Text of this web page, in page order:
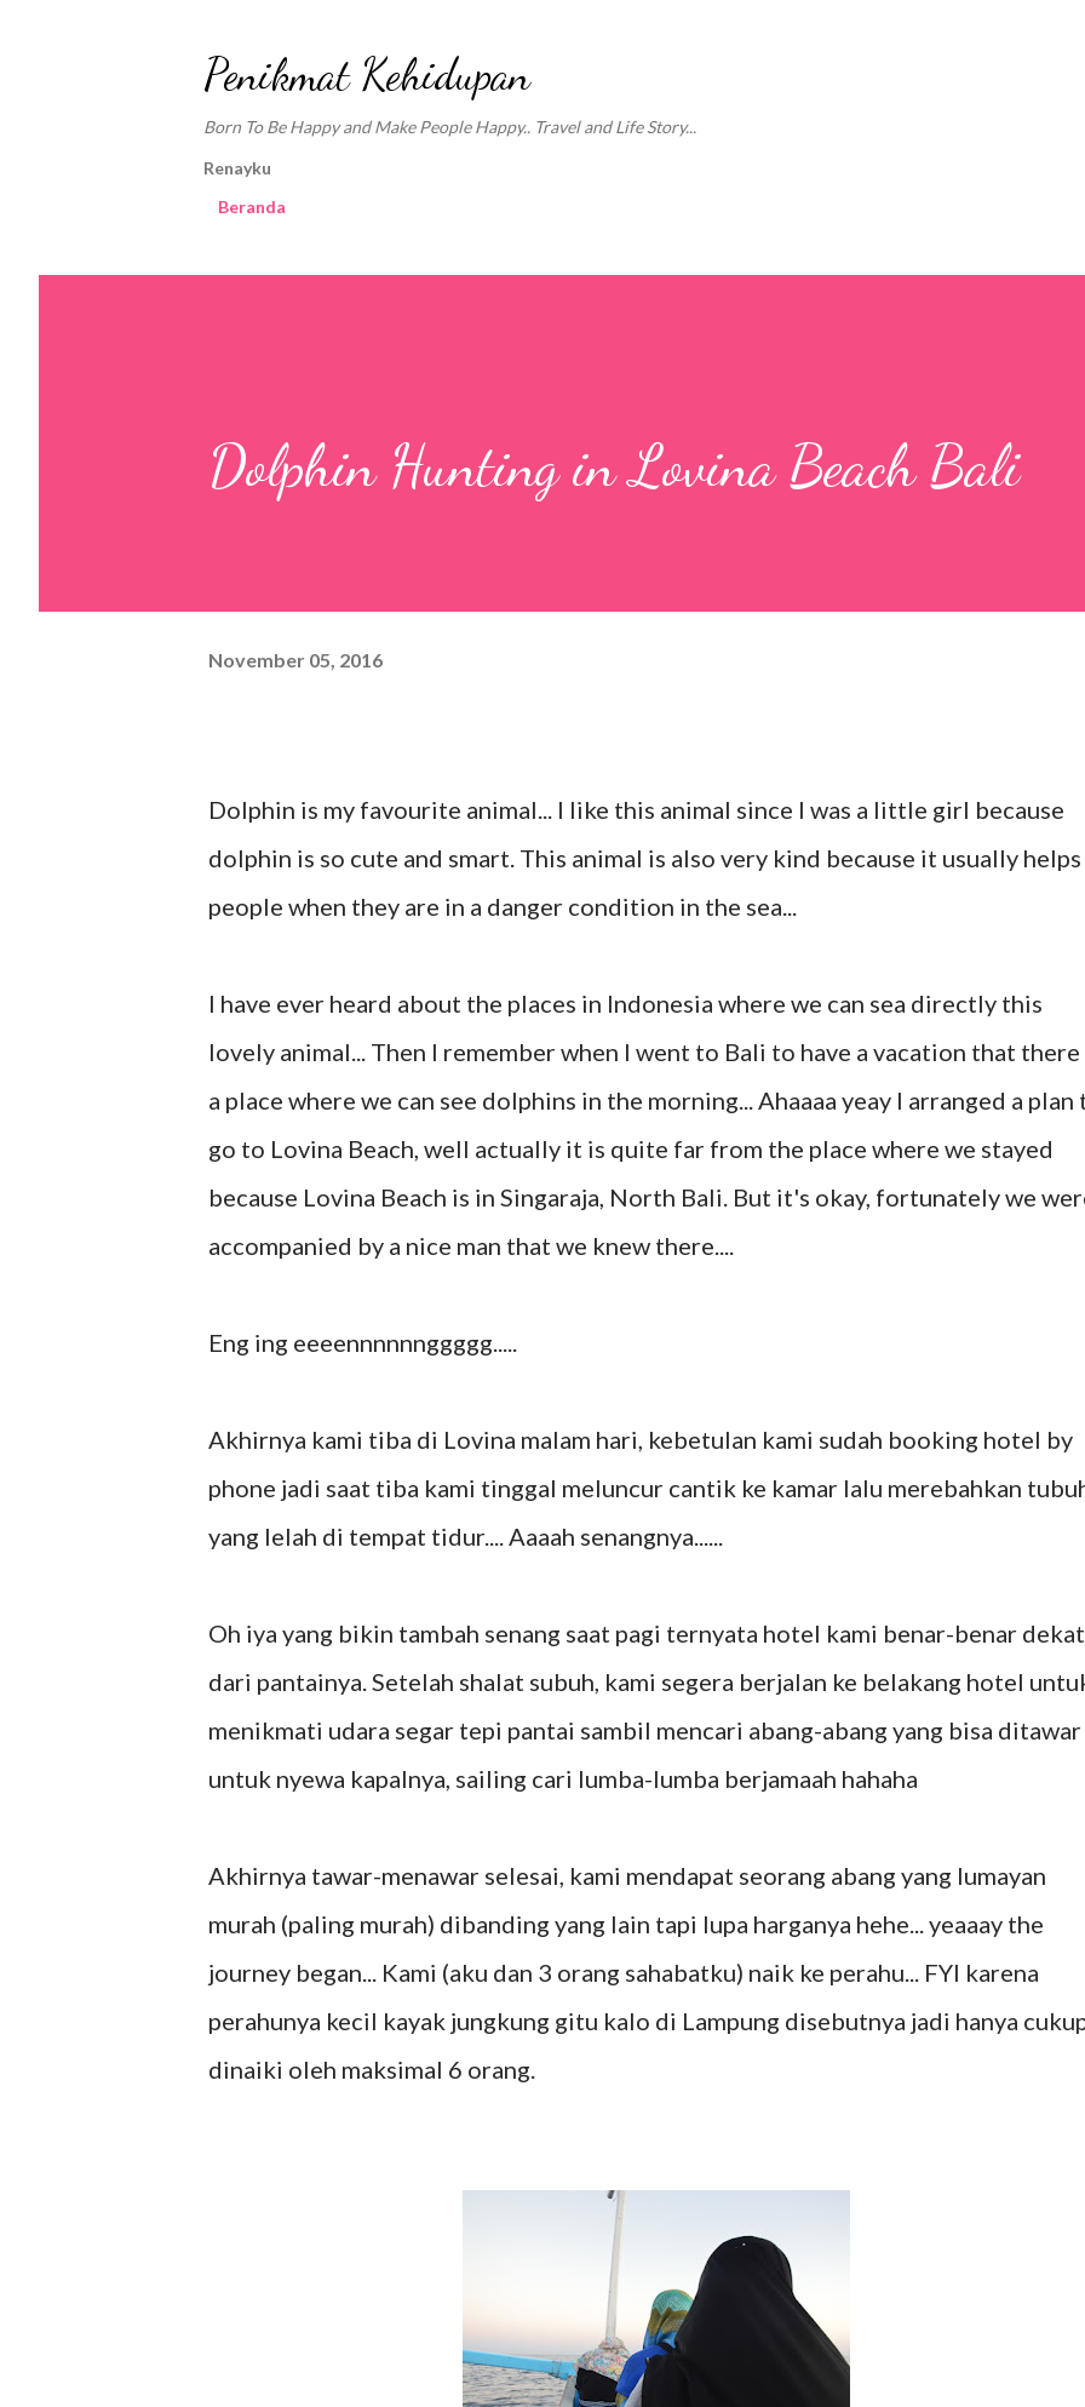
Penikmat Kehidupan
Born To Be Happy and Make People Happy.. Travel and Life Story...
Renayku
Beranda
Dolphin Hunting in Lovina Beach Bali
November 05, 2016
Dolphin is my favourite animal... I like this animal since I was a little girl because
dolphin is so cute and smart. This animal is also very kind because it usually helps
people when they are in a danger condition in the sea...
I have ever heard about the places in Indonesia where we can sea directly this
lovely animal... Then I remember when I went to Bali to have a vacation that there
a place where we can see dolphins in the morning... Ahaaaa yeay I arranged a plan
go to Lovina Beach, well actually it is quite far from the place where we stayed
because Lovina Beach is in Singaraja, North Bali. But it's okay, fortunately we
accompanied by a nice man that we knew there....
Eng ing eeeennnnnnggggg.....
Akhirnya kami tiba di Lovina malam hari, kebetulan kami sudah booking hotel by
phone jadi saat tiba kami tinggal meluncur cantik ke kamar lalu merebahkan
yang lelah di tempat tidur.... Aaaah senangnya......
Oh iya yang bikin tambah senang saat pagi ternyata hotel kami benar-benar dekat
dari pantainya. Setelah shalat subuh, kami segera berjalan ke belakang hotel
menikmati udara segar tepi pantai sambil mencari abang-abang yang bisa ditawar
untuk nyewa kapalnya, sailing cari lumba-lumba berjamaah hahaha
Akhirnya tawar-menawar selesai, kami mendapat seorang abang yang lumayan
murah (paling murah) dibanding yang lain tapi lupa harganya hehe... yeaaay the
journey began... Kami (aku dan 3 orang sahabatku) naik ke perahu... FYI karena
perahunya kecil kayak jungkung gitu kalo di Lampung disebutnya jadi hanya
dinaiki oleh maksimal 6 orang.